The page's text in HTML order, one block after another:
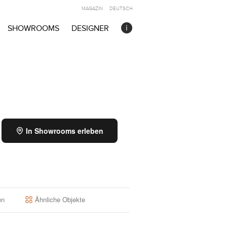
SHOWROOMS DESIGNER
MAGAZIN DEUTSCH
In Showrooms erleben
Ähnliche Objekte